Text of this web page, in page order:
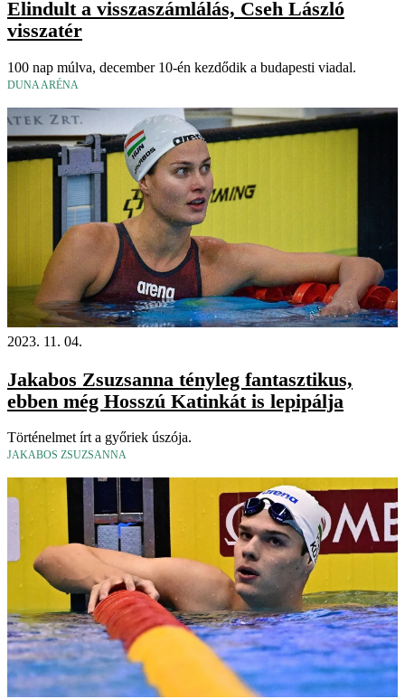
Elindult a visszaszámlálás, Cseh László
visszatér
100 nap múlva, december 10-én kezdődik a budapesti viadal.
DUNA ARÉNA
2023. 11. 04.
Jakabos Zsuzsanna tényleg fantasztikus,
ebben még Hosszú Katinkát is lepipálja
Történelmet írt a győriek úszója.
JAKABOS ZSUZSANNA